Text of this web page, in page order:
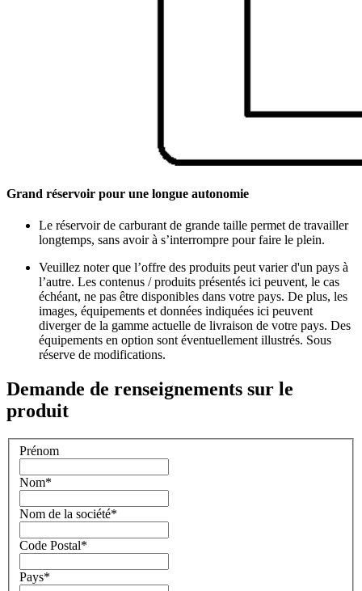
Grand réservoir pour une longue autonomie
Le réservoir de carburant de grande taille permet de travailler
longtemps, sans avoir à s’interrompre pour faire le plein.
Veuillez noter que l’offre des produits peut varier d'un pays à
l’autre. Les contenus / produits présentés ici peuvent, le cas
échéant, ne pas être disponibles dans votre pays. De plus, les
images, équipements et données indiquées ici peuvent
diverger de la gamme actuelle de livraison de votre pays. Des
équipements en option sont éventuellement illustrés. Sous
réserve de modifications.
Demande de renseignements sur le
produit
Prénom
Nom*
Nom de la société*
Code Postal*
Pays*